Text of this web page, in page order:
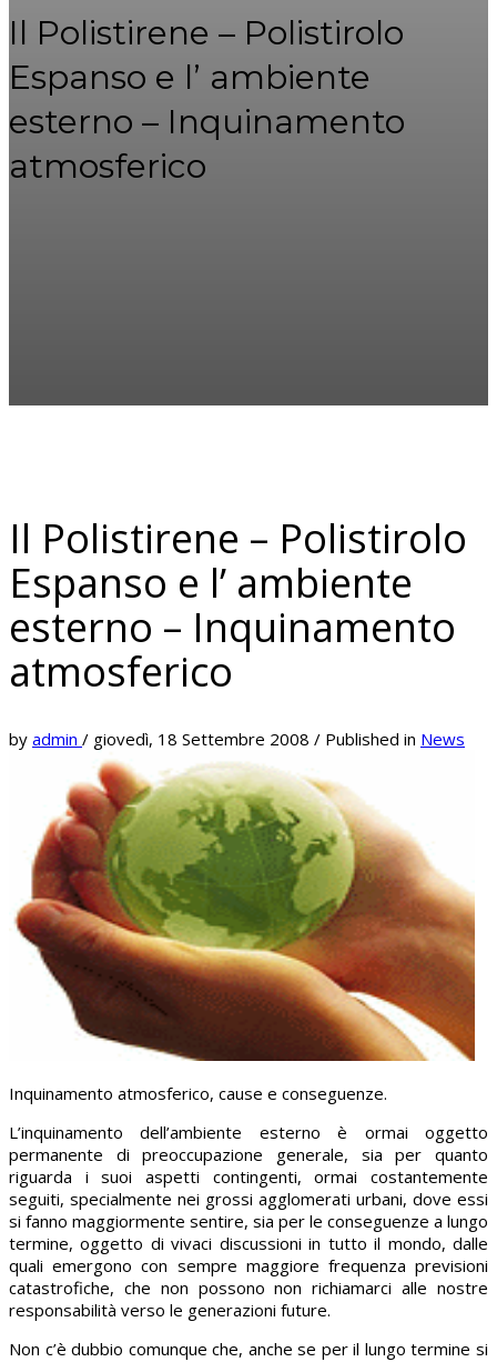
Il Polistirene – Polistirolo
Espanso e l’ ambiente
esterno – Inquinamento
atmosferico
Il Polistirene – Polistirolo
Espanso e l’ ambiente
esterno – Inquinamento
atmosferico
by admin / giovedì, 18 Settembre 2008 / Published in News
Inquinamento atmosferico, cause e conseguenze.
L’inquinamento dell’ambiente esterno è ormai oggetto
permanente di preoccupazione generale, sia per quanto
riguarda i suoi aspetti contingenti, ormai costantemente
seguiti, specialmente nei grossi agglomerati urbani, dove essi
si fanno maggiormente sentire, sia per le conseguenze a lungo
termine, oggetto di vivaci discussioni in tutto il mondo, dalle
quali emergono con sempre maggiore frequenza previsioni
catastrofiche, che non possono non richiamarci alle nostre
responsabilità verso le generazioni future.
Non c’è dubbio comunque che, anche se per il lungo termine si